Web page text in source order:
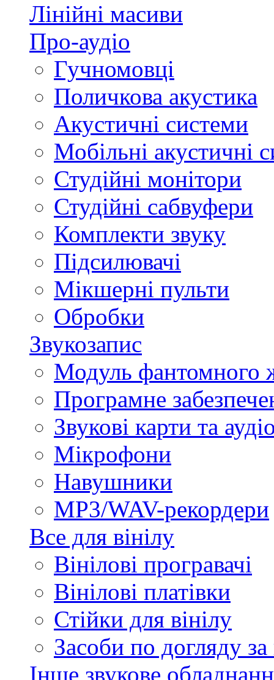
Лінійні масиви
Про-аудіо
Гучномовці
Поличкова акустика
Акустичні системи
Мобільні акустичні
Студійні монітори
Студійні сабвуфери
Комплекти звуку
Підсилювачі
Мікшерні пульти
Обробки
Звукозапис
Модуль фантомного
Програмне
Звукові карти та
Мікрофони
Навушники
MP3/WAV-рекордери
Все для вінілу
Вінілові програвачі
Вінілові платівки
Стійки для вінілу
Засоби по догляду за
Інше звукове